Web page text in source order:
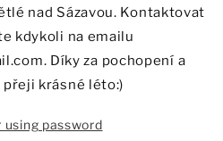
nad Sázavou. Kontaktovat
kdykoli na emailu
Díky za pochopení a
krásné léto:)
using password